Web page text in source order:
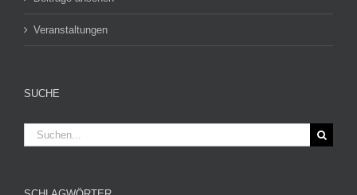
Veranstaltungen
SUCHE
Suche
nach: